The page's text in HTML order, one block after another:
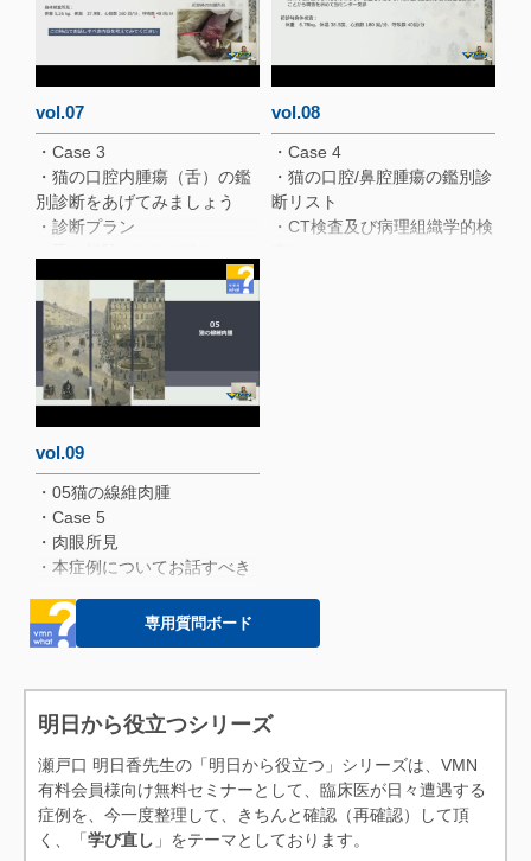
ムのポイント
・線維肉腫に対する外科療法
・犬の線維肉腫の治療
・口腔内腫瘍に関連するリン
パ節群
・エコーにおける内側咽頭後
リンパ節の描出
・線維肉腫に対する治療：人
における治療を参考に
・治療：放射線療法
・治療：トセラニブによる治
・治療：トセラニブによる治
療（報告2）
vol.07
・Case 3
・猫の口腔内腫瘍（舌）の鑑
別診断をあげてみましょう
・診断プラン
る？？
・経過
vol.08
・Case 4
・猫の口腔/鼻腔腫瘍の鑑別診
断リスト
・CT検査及び病理組織学的検
vol.09
・05猫の線維肉腫
・Case 5
・肉眼所見
・本症例についてお話すべき
・06非腫瘍性疾患
・非腫瘍性病変：潰瘍性化膿
・これはなんだ？？
・病理組織学的検査
・Multiple histiocytic noduleと
は？
専用質問ボード
明日から役立つシリーズ
瀬戸口 明日香先生の「明日から役立つ」シリーズは、VMN
有料会員様向け無料セミナーとして、臨床医が日々遭遇する
症例を、今一度整理して、きちんと確認（再確認）して頂
く、「 学び直し 」をテーマとしております。